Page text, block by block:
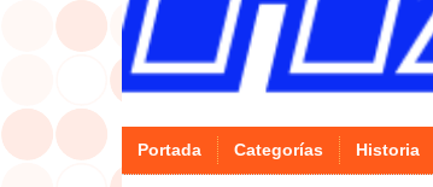
Portada Categorías Historia